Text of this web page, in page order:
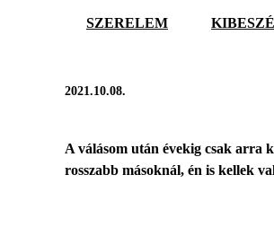
SZERELEM
2021.10.08.
A válásom után évekig csak arra
rosszabb másoknál, én is kellek